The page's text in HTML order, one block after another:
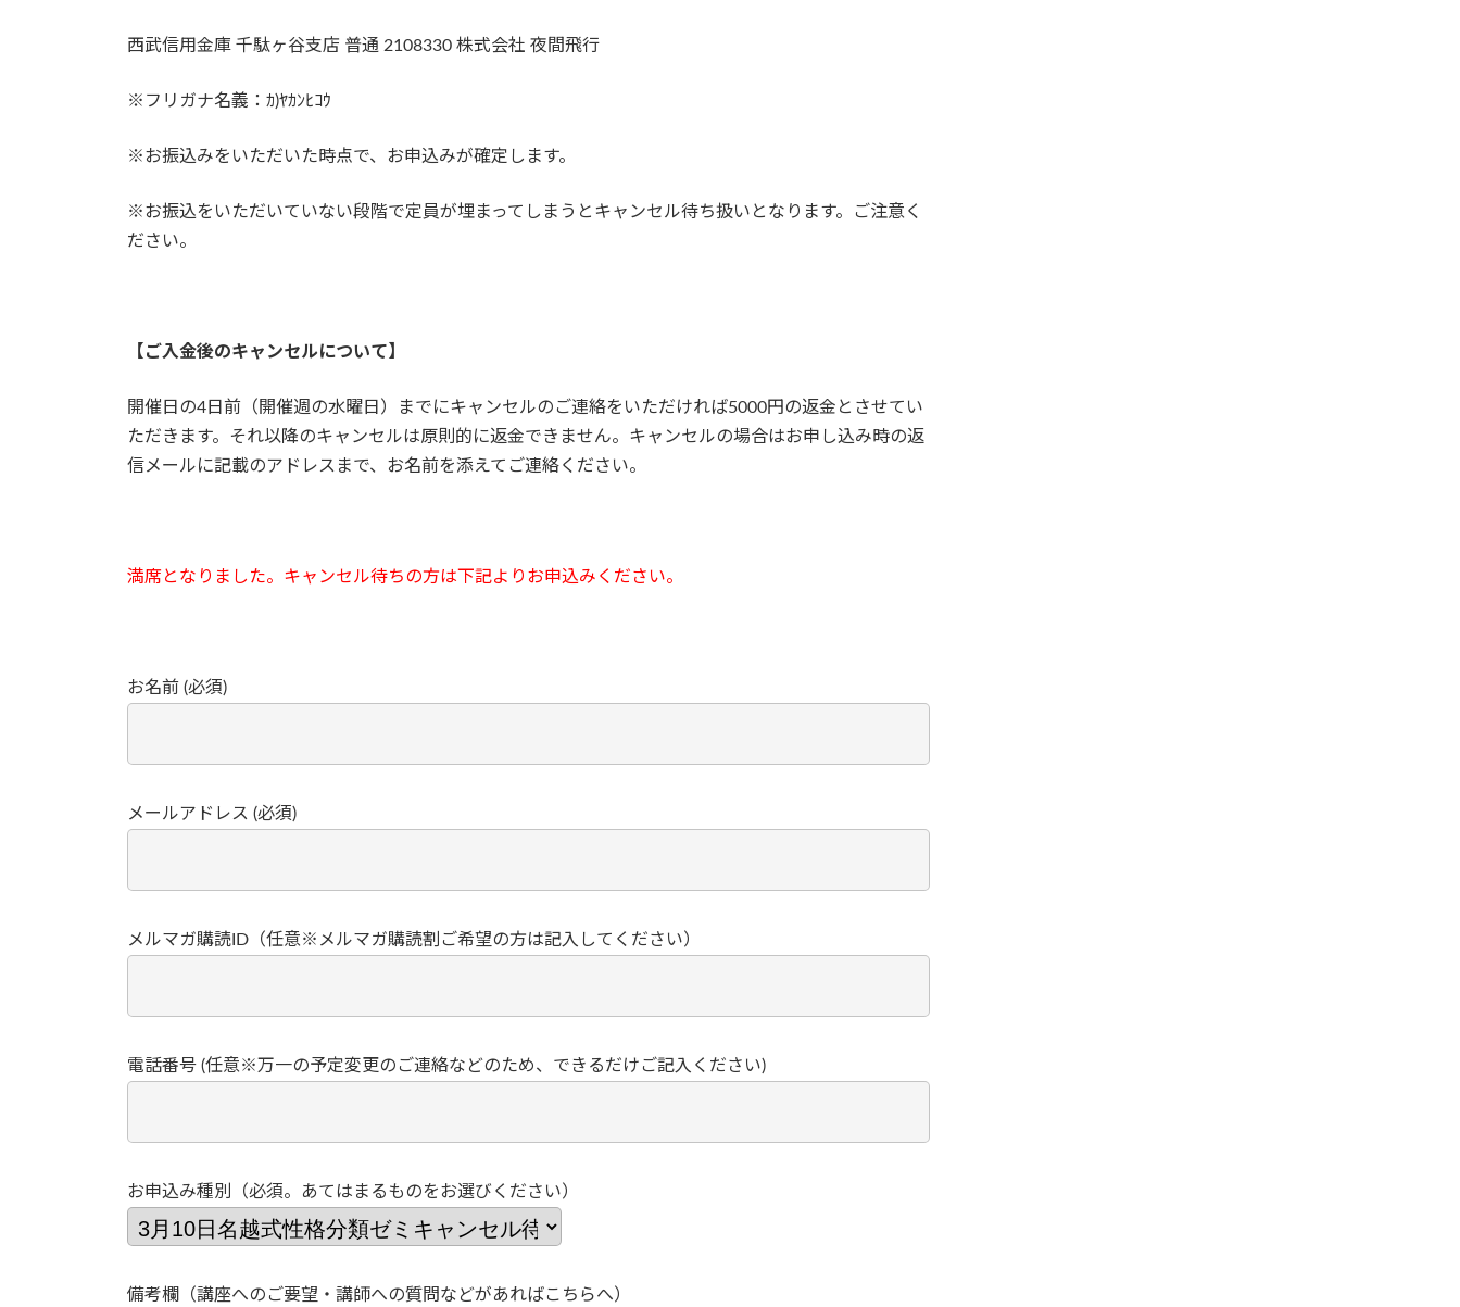
西武信用金庫 千駄ヶ谷支店 普通 2108330 株式会社 夜間飛行
※フリガナ名義：ｶ)ﾔｶﾝﾋｺｳ
※お振込みをいただいた時点で、お申込みが確定します。
※お振込をいただいていない段階で定員が埋まってしまうとキャンセル待ち扱いとなります。ご注意く
ださい。
【ご入金後のキャンセルについて】
開催日の4日前（開催週の水曜日）までにキャンセルのご連絡をいただければ5000円の返金とさせてい
ただきます。それ以降のキャンセルは原則的に返金できません。キャンセルの場合はお申し込み時の返
信メールに記載のアドレスまで、お名前を添えてご連絡ください。
満席となりました。キャンセル待ちの方は下記よりお申込みください。
お名前 (必須)
メールアドレス (必須)
メルマガ購読ID（任意※メルマガ購読割ご希望の方は記入してください）
電話番号 (任意※万一の予定変更のご連絡などのため、できるだけご記入ください)
お申込み種別（必須。あてはまるものをお選びください）
備考欄（講座へのご要望・講師への質問などがあればこちらへ）